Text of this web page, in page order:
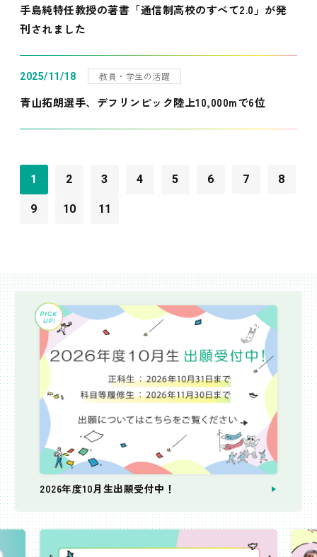
手島純特任教授の著書「通信制高校のすべて2.0」が発
刊されました
2025/11/18 教員・学生の活躍
青山拓朗選手、デフリンピック陸上10,000mで6位
1 2 3 4 5 6 7 8
9 10 11
2026年度10月生出願受付中！